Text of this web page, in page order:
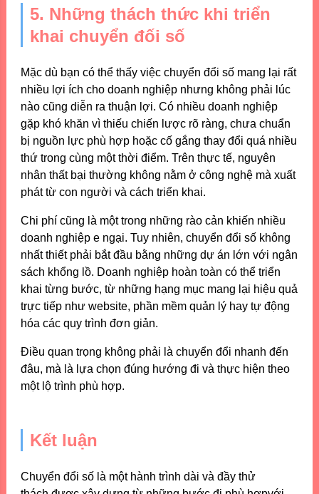
5. Những thách thức khi triển
khai chuyển đối số
Mặc dù bạn có thể thấy việc chuyển đổi số mang lại rất
nhiều lợi ích cho doanh nghiệp nhưng không phải lúc
nào cũng diễn ra thuận lợi. Có nhiều doanh nghiệp
gặp khó khăn vì thiếu chiến lược rõ ràng, chưa chuẩn
bị nguồn lực phù hợp hoặc cố gắng thay đổi quá nhiều
thứ trong cùng một thời điểm. Trên thực tế, nguyên
nhân thất bại thường không nằm ở công nghệ mà xuất
phát từ con người và cách triển khai.
Chi phí cũng là một trong những rào cản khiến nhiều
doanh nghiệp e ngại. Tuy nhiên, chuyển đổi số không
nhất thiết phải bắt đầu bằng những dự án lớn với ngân
sách khổng lồ. Doanh nghiệp hoàn toàn có thể triển
khai từng bước, từ những hạng mục mang lại hiệu quả
trực tiếp như website, phần mềm quản lý hay tự động
hóa các quy trình đơn giản.
Điều quan trọng không phải là chuyển đổi nhanh đến
đâu, mà là lựa chọn đúng hướng đi và thực hiện theo
một lộ trình phù hợp.
Kết luận
Chuyển đổi số là một hành trình dài và đầy thử